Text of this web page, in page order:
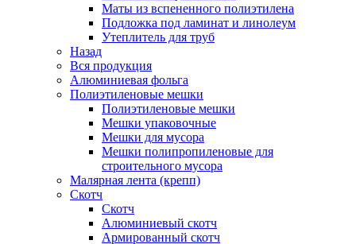
Маты из вспененного полиэтилена
Подложка под ламинат и линолеум
Утеплитель для труб
Назад
Вся продукция
Алюминиевая фольга
Полиэтиленовые мешки
Полиэтиленовые мешки
Мешки упаковочные
Мешки для мусора
Мешки полипропиленовые для
строительного мусора
Малярная лента (крепп)
Скотч
Скотч
Алюминиевый скотч
Армированный скотч